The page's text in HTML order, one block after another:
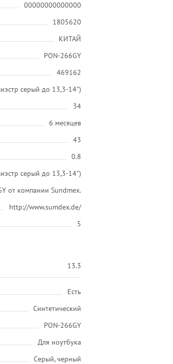
00000000000000
1805620
КИТАЙ
PON-266GY
469162
серый до 13,3-14")
34
6 месяцев
43
0.8
серый до 13,3-14")
от компании Sundmex.
http://www.sumdex.de/
5
13.3
Есть
Синтетический
PON-266GY
Для ноутбука
Серый, черный